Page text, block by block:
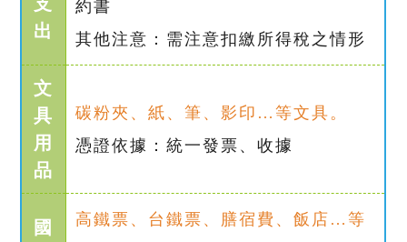
出
約書
其他注意：需注意扣繳所得稅之情形
文
具
用
品
碳粉夾、紙、筆、影印…等文具。
憑證依據：統一發票、收據
國
高鐵票、台鐵票、膳宿費、飯店…等